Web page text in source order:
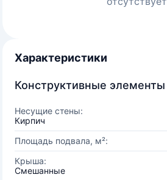
Характеристики
Конструктивные элементы
Несущие стены:
Кирпич
Площадь подвала, м²:
Крыша:
Смешанные